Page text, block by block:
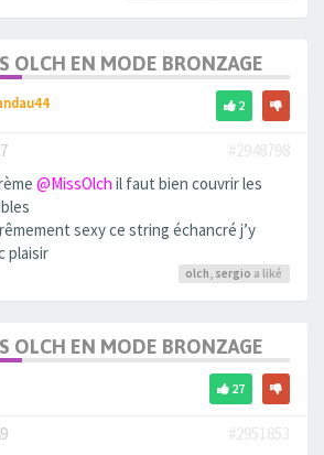
OLCH EN MODE BRONZAGE
2
#2948798
@MissOlch il faut bien couvrir les
sexy ce string échancré j’y
plaisir
olch sergio a liké
OLCH EN MODE BRONZAGE
27
#2951853